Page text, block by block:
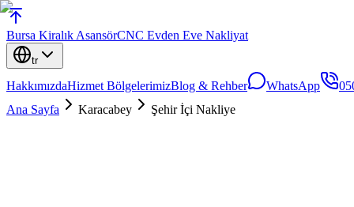
Bursa Kiralık AsansörCNC Evden Eve Nakliyat
tr
HakkımızdaHizmet BölgelerimizBlog & Rehber WhatsApp
Ana Sayfa
Karacabey Şehir İçi Nakliye